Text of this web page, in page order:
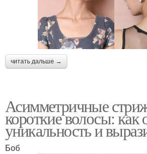
читать дальше →
Асимметричные
короткие волосы: как
уникальность и
Боб